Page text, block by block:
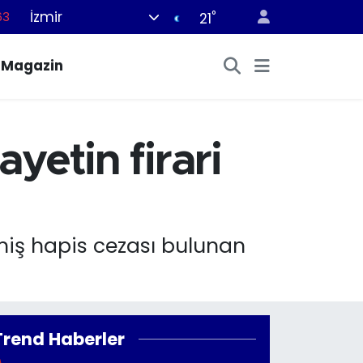
İzmir 21°
Magazin
firari
hapis cezası bulunan
Haberler